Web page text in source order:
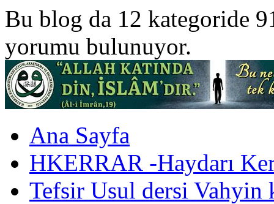
Bu blog da 12 kategoride
yorumu bulunuyor.
Ana Sayfa
HKERRAR -Haydarı
Tefsir Usul dersi Vahyin